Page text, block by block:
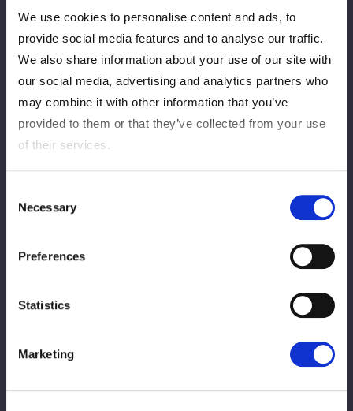
We use cookies to personalise content and ads, to
provide social media features and to analyse our traffic.
We also share information about your use of our site with
our social media, advertising and analytics partners who
may combine it with other information that you’ve
provided to them or that they’ve collected from your use
of their services.
Selection
Necessary
Preferences
Statistics
Marketing
岩谷麻優
LOSE
葉月
朱里